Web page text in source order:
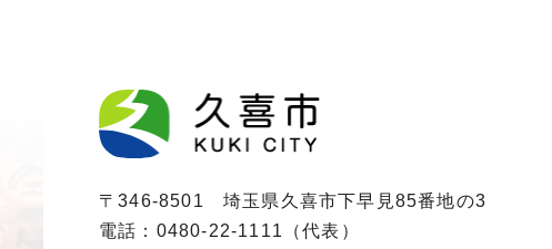
〒346-8501 埼玉県久喜市下早見85番地の3
電話：0480-22-1111（代表）